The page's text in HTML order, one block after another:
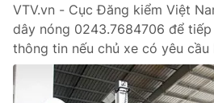
VTV.vn - Cục Đăng kiểm Việt
dây nóng 0243.7684706 để
thông tin nếu chủ xe có yêu